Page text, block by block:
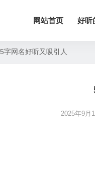
网站首页 好听
5字网名好听又吸引人
2025年9月